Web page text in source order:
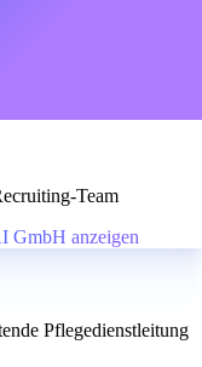
Team
GmbH anzeigen
Pflegedienstleitung